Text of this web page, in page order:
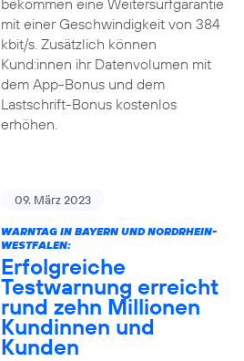
bekommen eine Weitersurfgarantie
mit einer Geschwindigkeit von 384
kbit/s. Zusätzlich können
Kund:innen ihr Datenvolumen mit
dem App-Bonus und dem
Lastschrift-Bonus kostenlos
erhöhen.
09. März 2023
WARNTAG IN BAYERN UND NORDRHEIN-
WESTFALEN:
Erfolgreiche
Testwarnung erreicht
rund zehn Millionen
Kundinnen und
Kunden